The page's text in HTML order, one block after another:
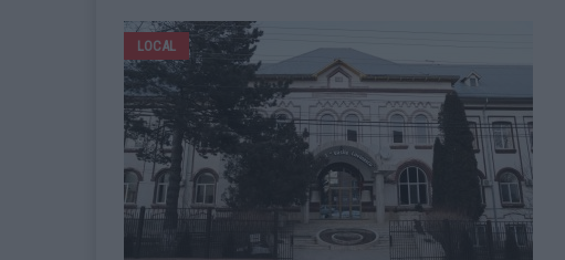
LOCAL